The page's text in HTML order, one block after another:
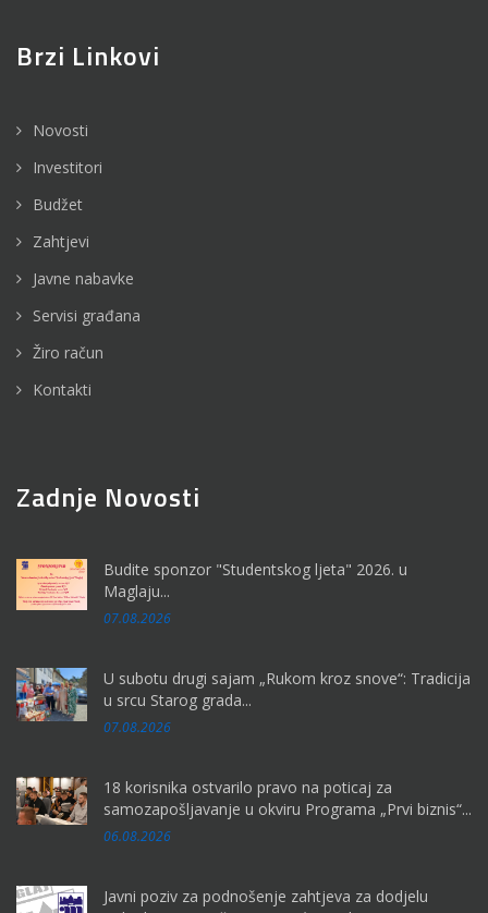
Brzi Linkovi
Novosti
Investitori
Budžet
Zahtjevi
Javne nabavke
Servisi građana
Žiro račun
Kontakti
Zadnje Novosti
Budite sponzor "Studentskog ljeta" 2026. u
Maglaju...
07.08.2026
U subotu drugi sajam „Rukom kroz snove“: Tradicija
u srcu Starog grada...
07.08.2026
18 korisnika ostvarilo pravo na poticaj za
samozapošljavanje u okviru Programa „Prvi biznis“...
06.08.2026
Javni poziv za podnošenje zahtjeva za dodjelu